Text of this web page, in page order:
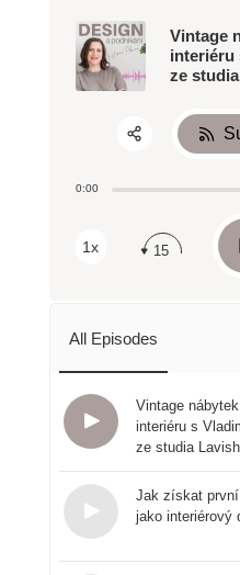
Vintage
interiéru
ze
0:00
1x 15
All Episodes
Vintage
interiéru s
ze studia Lavish
Jak získat
jako interiérový
Share: